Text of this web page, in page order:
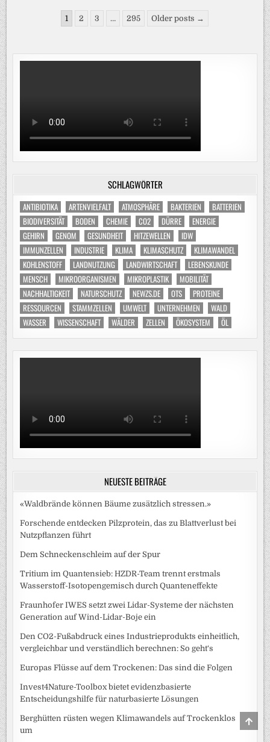
ENTLARVT
Seitennummerierung
Beiträge
1 2 3 … 295 Older posts →
SCHLAGWÖRTER
ANTIBIOTIKA ARTENVIELFALT ATMOSPHÄRE BAKTERIEN
BATTERIEN
BIODIVERSITÄT
BODEN CHEMIE CO2 DÜRRE
ENERGIE
GEHIRN
GENOM GESUNDHEIT HITZEWELLEN
IDW
IMMUNZELLEN
INDUSTRIE KLIMA KLIMASCHUTZ
KLIMAWANDEL
KOHLENSTOFF
LANDNUTZUNG LANDWIRTSCHAFT
LEBENSKUNDE
MENSCH
MIKROORGANISMEN MIKROPLASTIK
MOBILITÄT
NACHHALTIGKEIT
NATURSCHUTZ NEWZS.DE OTS
PROTEINE
RESSOURCEN
STAMMZELLEN UMWELT UNTERNEHMEN
WALD
WASSER
WISSENSCHAFT WÄLDER ZELLEN ÖKOSYSTEM ÖL
NEUESTE BEITRÄGE
«Waldbrände können Bäume zusätzlich stressen.»
Forschende entdecken Pilzprotein, das zu Blattverlust bei
Nutzpflanzen führt
Dem Schneckenschleim auf der Spur
Tritium im Quantensieb: HZDR-Team trennt erstmals
Wasserstoff-Isotopengemisch durch Quanteneffekte
Fraunhofer IWES setzt zwei Lidar-Systeme der nächsten
Generation auf Wind-Lidar-Boje ein
Den CO2-Fußabdruck eines Industrieprodukts einheitlich,
vergleichbar und verständlich berechnen: So geht‘s
Europas Flüsse auf dem Trockenen: Das sind die Folgen
Invest4Nature-Toolbox bietet evidenzbasierte
Entscheidungshilfe für naturbasierte Lösungen
Berghütten rüsten wegen Klimawandels auf Trockenklos
um
TO
TOP